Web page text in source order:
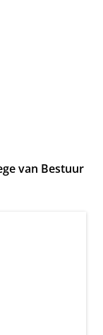
van Bestuur